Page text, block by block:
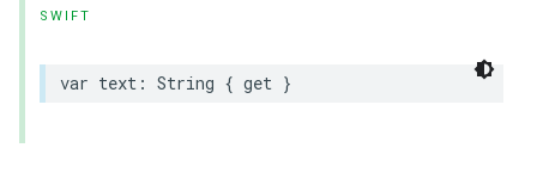
SWIFT
var text : String { get }